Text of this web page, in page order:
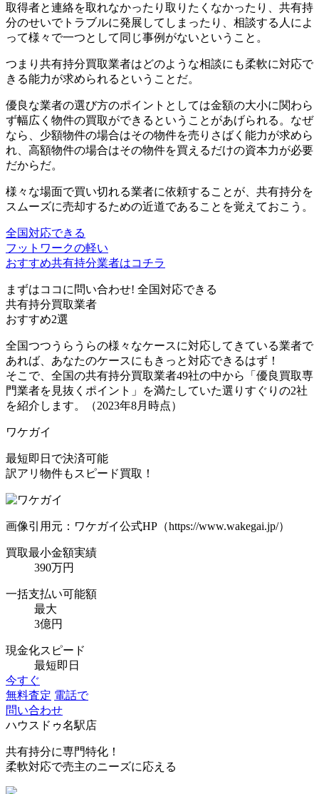
取得者と連絡を取れなかったり取りたくなかったり、共有持
分のせいでトラブルに発展してしまったり、相談する人によ
って様々で一つとして同じ事例がないということ。
つまり 共有持分買取業者はどのような相談にも柔軟に対応で
きる能力が求められるということだ。
優良な業者の選び方のポイントとしては金額の大小に関わら
ず幅広く物件の買取ができる ということがあげられる。なぜ
なら、少額物件の場合はその物件を売りさばく能力が求めら
れ、高額物件の場合はその物件を買えるだけの資本力が必要
だからだ。
様々な場面で買い切れる業者に依頼することが、 共有持分を
スムーズに売却するための近道であることを覚えておこう。
全国対応できる
フットワークの軽い
おすすめ共有持分業者はコチラ
まずはココに問い合わせ! 全国対応できる
共有持分買取業者
おすすめ2選
全国つつうらうらの様々なケースに対応してきている業者で
あれば、あなたのケースにもきっと対応できるはず！
そこで、全国の共有持分買取業者49社の中から「優良買取専
門業者を見抜くポイント」を満たしていた選りすぐりの2社
を紹介します。（2023年8月時点）
ワケガイ
最短即日で決済可能
訳アリ物件もスピード買取！
画像引用元：ワケガイ公式HP（https://www.wakegai.jp/）
買取最小金額実績
390万円
一括支払い可能額
最大
3億円
現金化スピード
最短即日
今すぐ
無料査定 電話で
問い合わせ
ハウスドゥ名駅店
共有持分に専門特化！
柔軟対応で売主のニーズに応える